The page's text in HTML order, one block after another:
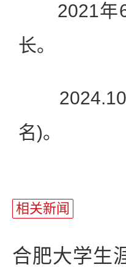
2021年6
长。
名)。
相关新闻
合肥大学生